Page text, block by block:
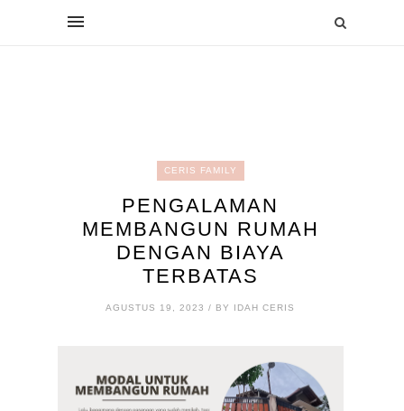
CERIS FAMILY
PENGALAMAN
MEMBANGUN RUMAH
DENGAN BIAYA
TERBATAS
AGUSTUS 19, 2023 / BY IDAH CERIS